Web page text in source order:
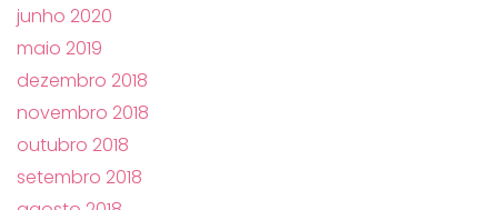
junho 2020
maio 2019
dezembro 2018
novembro 2018
outubro 2018
setembro 2018